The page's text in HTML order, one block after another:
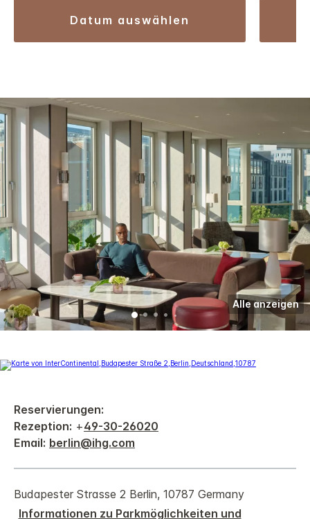
datum auswählen
Alle anzeigen
Reservierungen:
Rezeption: +49-30-26020
Email: berlin@ihg.com
Budapester Strasse 2 Berlin, 10787 Germany
Informationen zu Parkmöglichkeiten und